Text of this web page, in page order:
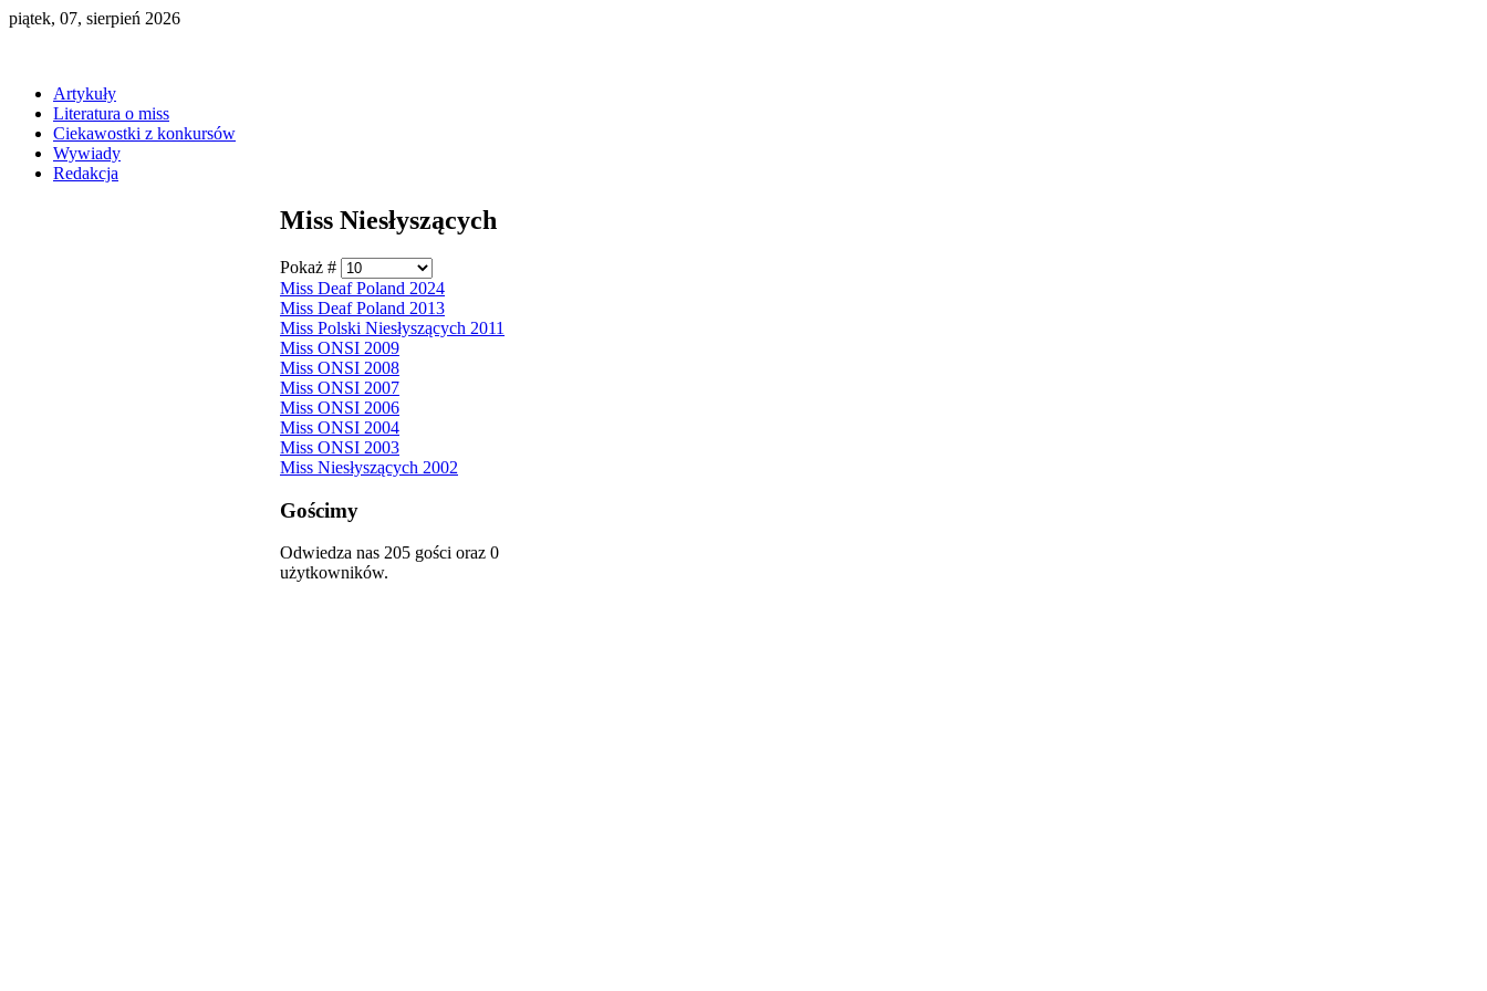
piątek, 07, sierpień 2026
Artykuły
Literatura o miss
Ciekawostki z konkursów
Wywiady
Redakcja
Miss Niesłyszących
Pokaż #
Miss Deaf Poland 2024
Miss Deaf Poland 2013
Miss Polski Niesłyszących 2011
Miss ONSI 2009
Miss ONSI 2008
Miss ONSI 2007
Miss ONSI 2006
Miss ONSI 2004
Miss ONSI 2003
Miss Niesłyszących 2002
Gościmy
Odwiedza nas 205 gości oraz 0
użytkowników.